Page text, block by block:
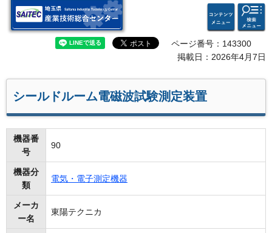
埼玉県 産業技術総合セン
コンテ
ンツメ
ニュー
検索・
共通メ
ニュー
ページ番号：143300
掲載日：2026年4月7日
シールドルーム電磁波試験測定装置
機器番
号
90
機器分
類
電気・電子測定機器
メーカ
ー名
東陽テクニカ